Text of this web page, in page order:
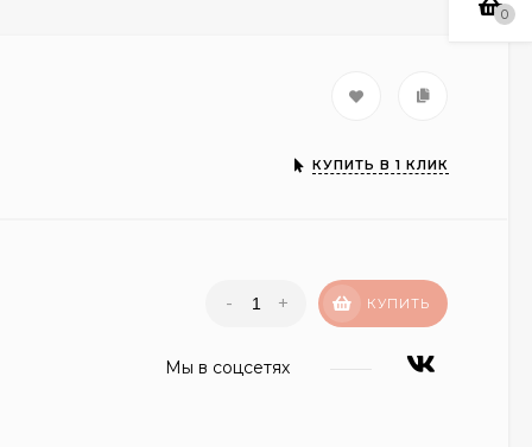
КУПИТЬ В 1 КЛИК
- + КУПИТЬ
Мы в соцсетях
0